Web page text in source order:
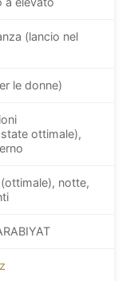
(lancio nel
le donne)
ottimale),
notte,